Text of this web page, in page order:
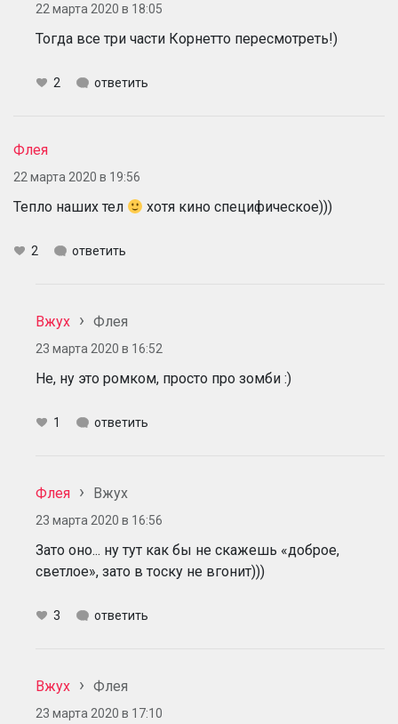
22 марта 2020 в 18:05
Тогда все три части Корнетто пересмотреть!)
2 ответить
Флея
22 марта 2020 в 19:56
Тепло наших тел хотя кино специфическое)))
2 ответить
Вжух Флея
23 марта 2020 в 16:52
Не, ну это ромком, просто про зомби :)
1 ответить
Флея Вжух
23 марта 2020 в 16:56
Зато оно... ну тут как бы не скажешь «доброе,
светлое», зато в тоску не вгонит)))
3 ответить
Вжух Флея
23 марта 2020 в 17:10